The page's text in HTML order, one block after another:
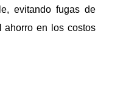
evitando fugas de
ahorro en los costos